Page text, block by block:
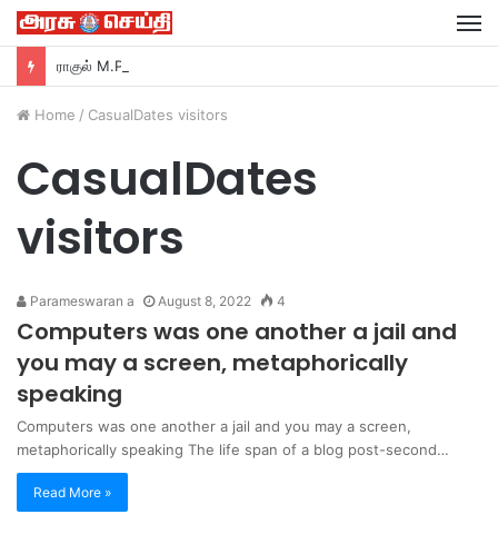
Home / CasualDates visitors
CasualDates
visitors
Parameswaran a August 8, 2022 4
Computers was one another a jail and
you may a screen, metaphorically
speaking
Computers was one another a jail and you may a screen,
metaphorically speaking The life span of a blog post-second…
Read More »